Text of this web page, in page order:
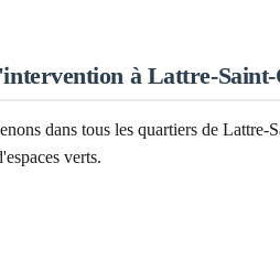
à Lattre-
dans tous les quartiers de Lattre-
verts.